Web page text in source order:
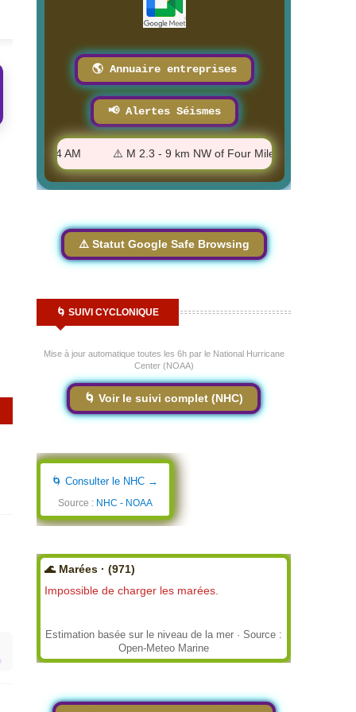
🌎 Annuaire entreprises
📢 Alertes Séismes
AM ⚠️ M 2.3 - 9 km NW of Four Mile Road, Alaska -
⚠️ Statut Google Safe Browsing
🌀 SUIVI CYCLONIQUE
Mise à jour automatique toutes les 6h par le National Hurricane
Center (NOAA)
🌀 Voir le suivi complet (NHC)
🌀 Consulter le NHC →
Source : NHC - NOAA
🌊 Marées · (971)
Impossible de charger les marées.
Estimation basée sur le niveau de la mer · Source :
Open-Meteo Marine